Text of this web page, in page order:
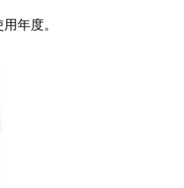
用年度。